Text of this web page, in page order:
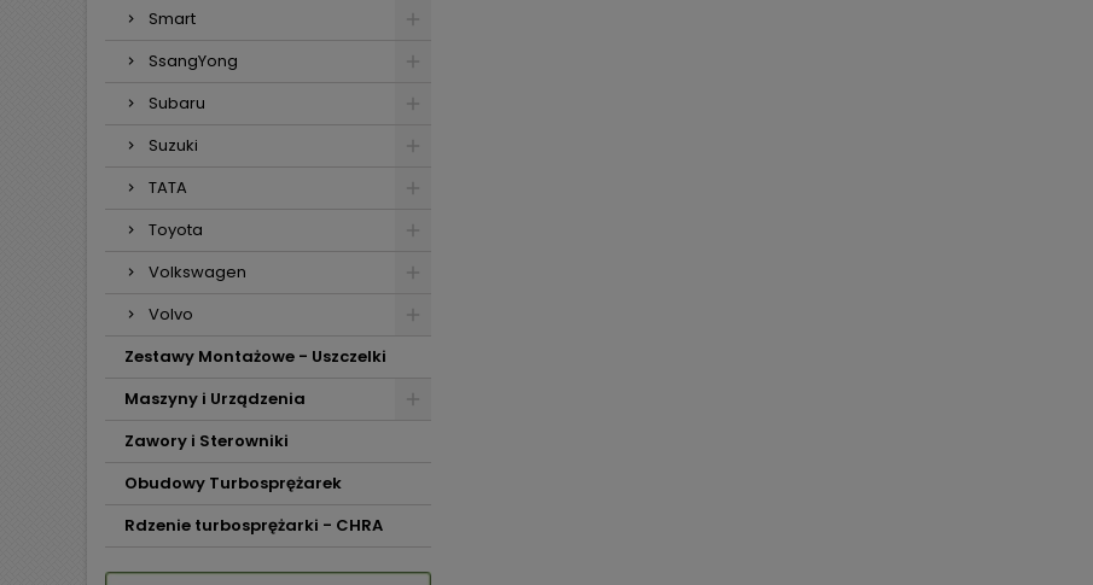
Smart
SsangYong
Subaru
Suzuki
TATA
Toyota
Volkswagen
Volvo
Zestawy Montażowe - Uszczelki
Maszyny i Urządzenia
Zawory i Sterowniki
Obudowy Turbosprężarek
Rdzenie turbosprężarki - CHRA